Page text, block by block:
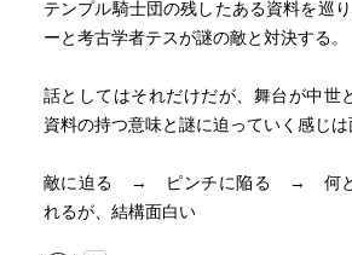
テンプル騎士団の残したある資料を巡
ーと考古学者テスが謎の敵と対決する。
話としてはそれだけだが、舞台が中世
資料の持つ意味と謎に迫っていく感じは
敵に迫る → ピンチに陥る → 何と
れるが、結構面白い